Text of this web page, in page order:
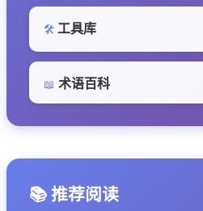
🛠️ 工具库
📖 术语百科
📚 推荐阅读